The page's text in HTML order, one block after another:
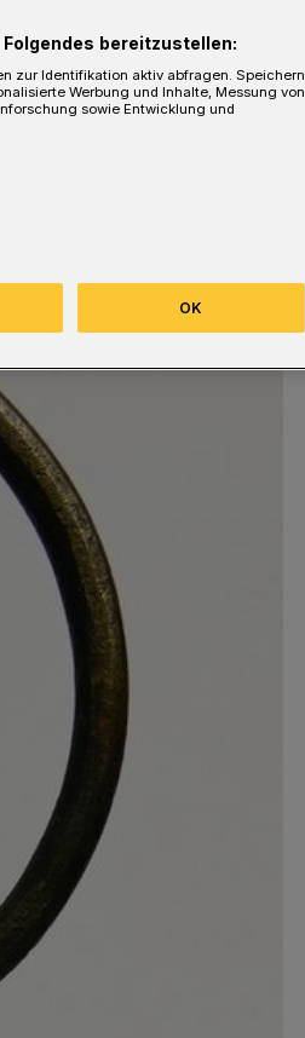
bereitzustellen:
zur Identifikation aktiv abfragen. Speichern
Werbung und Inhalte, Messung von
sowie Entwicklung und
OK